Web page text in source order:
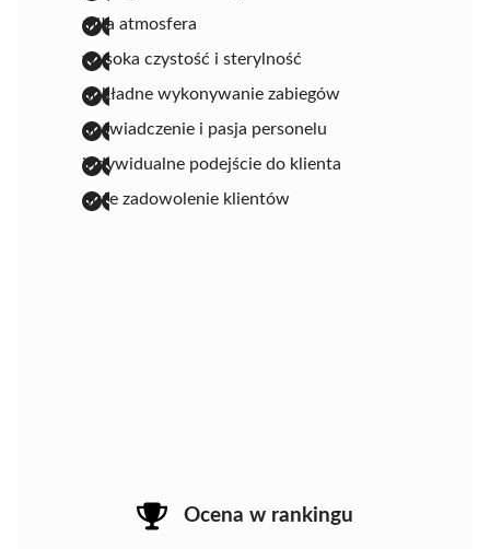
miła atmosfera
wysoka czystość i sterylność
dokładne wykonywanie zabiegów
doświadczenie i pasja personelu
indywidualne podejście do klienta
duże zadowolenie klientów
Ocena w rankingu